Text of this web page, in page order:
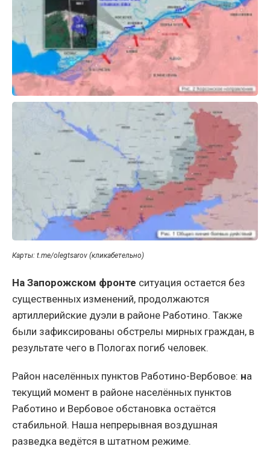
Карты: t.me/olegtsarov (кликабетельно)
На Запорожском фронте ситуация остается без
существенных изменений, продолжаются
артиллерийские дуэли в районе Работино. Также
были зафиксированы обстрелы мирных граждан, в
результате чего в Пологах погиб человек.
Район населённых пунктов Работино-Вербовое: на
текущий момент в районе населённых пунктов
Работино и Вербовое обстановка остаётся
стабильной. Наша непрерывная воздушная
разведка ведётся в штатном режиме.